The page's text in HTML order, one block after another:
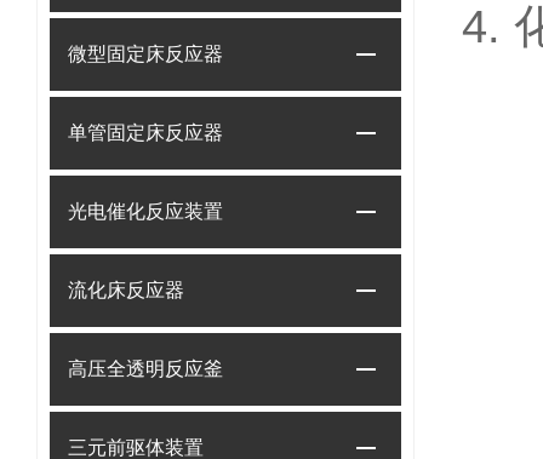
微型固定床反应器
单管固定床反应器
光电催化反应装置
流化床反应器
高压全透明反应釜
三元前驱体装置
4.